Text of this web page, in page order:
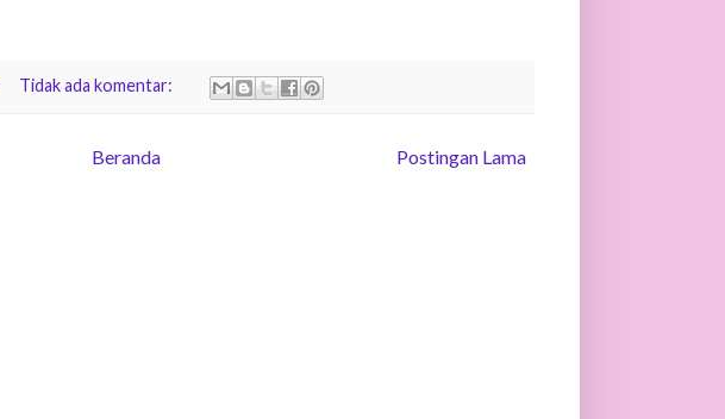
Tidak ada komentar:
Postingan Lama
Beranda